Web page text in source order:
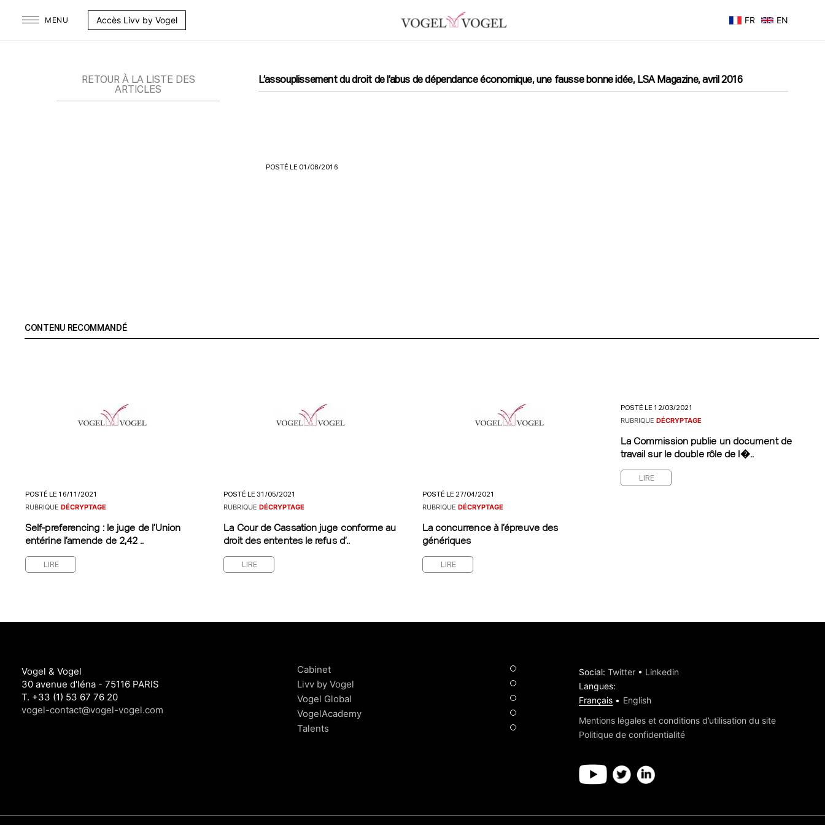
MENU Accès Livv by Vogel FR EN
RETOUR À LA LISTE DES
ARTICLES
L’assouplissement du droit de l’abus de dépendance économique, une fausse bonne idée, LSA Magazine, avril 2016
POSTÉ LE 01/08/2016
CONTENU RECOMMANDÉ
POSTÉ LE 16/11/2021
RUBRIQUE DÉCRYPTAGE
Self-preferencing : le juge de l’Union
entérine l’amende de 2,42 ..
LIRE
POSTÉ LE 31/05/2021
RUBRIQUEDÉCRYPTAGE
La Cour de Cassation juge conforme au
droit des ententes le refus d’..
LIRE
POSTÉ LE 27/04/2021
RUBRIQUE DÉCRYPTAGE
La concurrence à l’épreuve des
génériques
LIRE
POSTÉ LE 12/03/2021
RUBRIQUE DÉCRYPTAGE
La Commission publie un document de
travail sur le double rôle de l�..
LIRE
Vogel & Vogel
30 avenue d'léna - 75116 PARIS
T. +33 (1) 53 67 76 20
vogel-contact@vogel-vogel.com
Cabinet
Livv by Vogel
Vogel Global
VogelAcademy
Talents
Social: Twitter• Linkedin
Langues:
Français
English
Mentions légales et conditions d’utilisation du site
Politique de confidentialité